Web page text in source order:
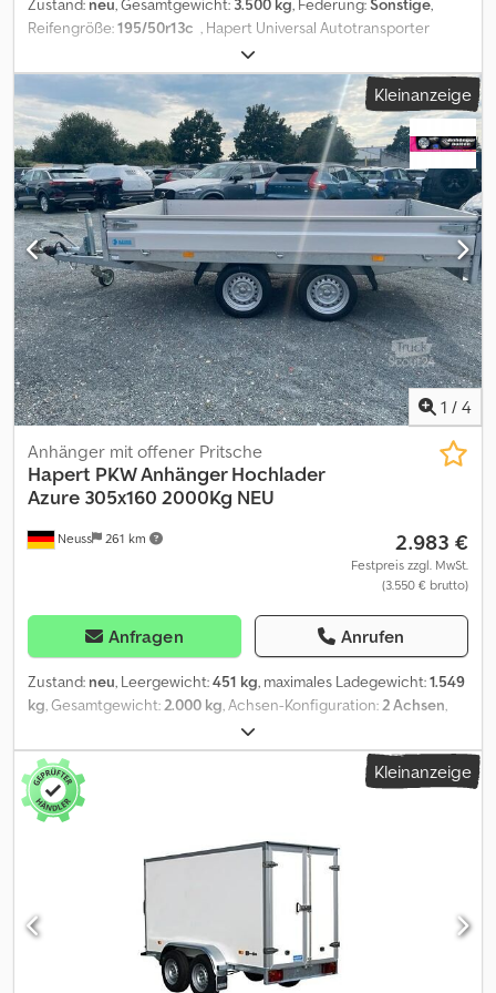
Zustand: neu, Gesamtgewicht: 3.500 kg, Federung:Sonstige,
Reifengröße:195/50r13c , Hapert Universal Autotransporter
Anhänger bieten hochtragfähige Belastbarkeit, gehen Sie auf
Nummer sicher, langlebig ist das neue sparsam! Mit
Aluminium Boden Paket. Mit mehr Effiizienz und hoher
Nutzlast. Maße: 5 x 2,20m Tridem Dcedpfxeqwkkws
Abpjk Gesamtgewicht: 3500 kg Reifen: 195/50R13C Sollten
Sie den gleichen Anhänger zu einem günstigeren Preis
angeboten bekommen, bitten wir Sie uns dieses vorzulegen !!!
Sie haben Fragen, dann schicken Sie uns eine Nachricht oder
rufen Sie uns an! Technische Änderungen,
Preisänderungen, Irrtümer und Zwischenverkauf vorbehalten. Für
Irrtümer und Druckfehler wird keine Haftung übernommen.
Kleinanzeige
1 / 4
Neuss 261 km
Anhänger mit offener Pritsche
Hapert PKW Anhänger Hochlader
Azure 305x160 2000Kg NEU
2.983 €
Festpreis zzgl. MwSt.
(3.550 € brutto)
Anfragen Anrufen
Zustand: neu, Leergewicht:451 kg, maximales Ladegewicht:1.549
kg , Gesamtgewicht: 2.000 kg , Achsen-Konfiguration: 2 Achsen
, Laderaumbreite:
Sonstige, Reifengröße:195/50r13 c, Robuster und gut
durchdachter Anhänger mit Qualität, Scharnieren und
Multiplexboden mit Silikon abgedichtet. 10 jähre Chassis
Garantie +++Sofort Verfügbar +++ Modell: HAPERT -
Azure H-2 Hochlader Brutto-Ladekapazität: 2000 kg
Nutzlast: ca. 1548 kg Abmessungen L x B: 305 x 160 cm
Bereifung 195/50R13 C -TÜV-geprüftes und integriertes
Ladungssicherungssystem -Designte Bordwandscharniere
für einfache Befestigung des Ladungsnetzes -Solides
abklappbares Stützrad -V-Deichsel -4
Herausnehmbare Eckrungen -30 cm hohe Aluminium
Kleinanzeige